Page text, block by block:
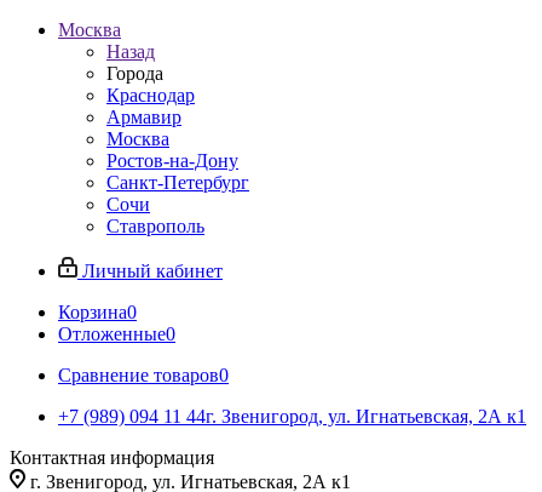
Москва
Назад
Города
Краснодар
Армавир
Москва
Ростов-на-Дону
Санкт-Петербург
Сочи
Ставрополь
Личный кабинет
Корзина0
Отложенные0
Сравнение товаров0
+7 (989) 094 11 44г. Звенигород, ул. Игнатьевская, 2А к1
Контактная информация
г. Звенигород, ул. Игнатьевская, 2А к1